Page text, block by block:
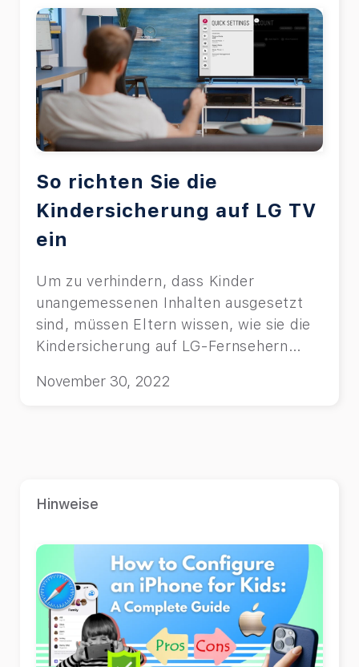
So richten Sie die
Kindersicherung auf LG TV
ein
Um zu verhindern, dass Kinder
unangemessenen Inhalten ausgesetzt
sind, müssen Eltern wissen, wie sie die
Kindersicherung auf LG-Fernsehern
November 30, 2022
Hinweise